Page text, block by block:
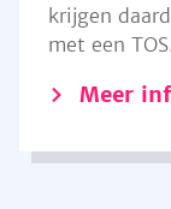
krijgen
met een TOS.
Meer